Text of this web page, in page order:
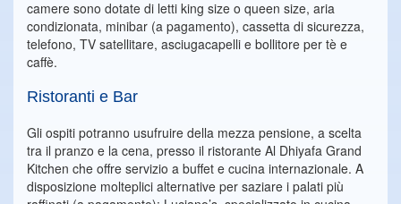
camere sono dotate di letti king size o queen size, aria
condizionata, minibar (a pagamento), cassetta di sicurezza,
telefono, TV satellitare, asciugacapelli e bollitore per tè e
caffè.
Ristoranti e Bar
Gli ospiti potranno usufruire della mezza pensione, a scelta
tra il pranzo e la cena, presso il ristorante Al Dhiyafa Grand
Kitchen che offre servizio a buffet e cucina internazionale. A
disposizione molteplici alternative per saziare i palati più